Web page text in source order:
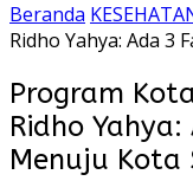
Beranda
Ridho Yahya: Ada 3
Program
Ridho
Menuju Kota